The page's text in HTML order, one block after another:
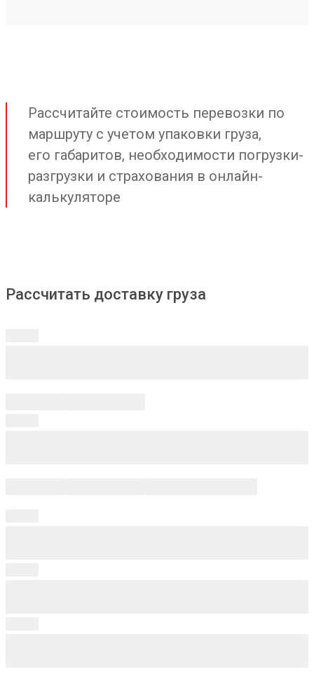
Рассчитайте стоимость перевозки по
маршруту с учетом упаковки груза,
его габаритов, необходимости погрузки-
разгрузки и страхования в онлайн-
калькуляторе
Рассчитать доставку груза